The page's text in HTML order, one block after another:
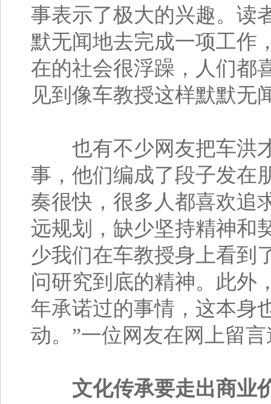
事表示了极大的兴趣。读
默无闻地去完成一项工作
在的社会很浮躁，人们都
见到像车教授这样默默无
也有不少网友把车洪才
事，他们编成了段子发在
奏很快，很多人都喜欢追
远规划，缺少坚持精神和
少我们在车教授身上看到
问研究到底的精神。此外
年承诺过的事情，这本身
动。”一位网友在网上留
文化传承要走出商业